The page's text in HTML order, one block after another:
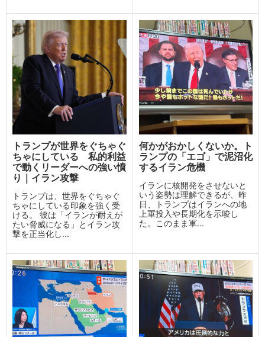
トランプが世界をぐちゃぐ
ちゃにしている 私的利益
で動くリーダーへの強い憤
り｜イラン攻撃
トランプは、世界をぐちゃぐ
ちゃにしている印象を強く受
ける。 彼は「イランが耐えが
たい脅威になる」とイラン攻
撃を正当化し...
何かがおかしくないか。ト
ランプの「エゴ」で泥沼化
するイラン危機
イランに核開発をさせないと
いう姿勢は理解できるが、昨
日、トランプはイランへの地
上軍投入や長期化を示唆し
た。このまま軍...